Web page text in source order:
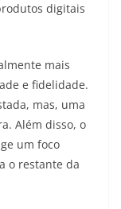
digitais
mais
e fidelidade.
mas, uma
Além disso, o
um foco
o restante da